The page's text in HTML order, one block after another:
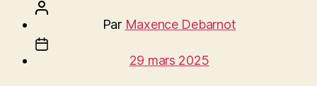
de
Par Maxence Debarnot
de
29 mars 2025